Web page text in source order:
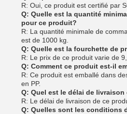
R: Oui, ce produit est certifié par
Q: Quelle est la quantité
pour ce produit?
R: La quantité minimale de
est de 1000 kg.
Q: Quelle est la fourchette de
R: Le prix de ce produit varie de
Q: Comment ce produit est-il
R: Ce produit est emballé dans
en PP.
Q: Quel est le délai de
R: Le délai de livraison de ce
Q: Quelles sont les conditions